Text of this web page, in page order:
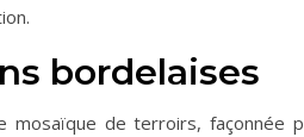
bordelaises
mosaïque de terroirs,